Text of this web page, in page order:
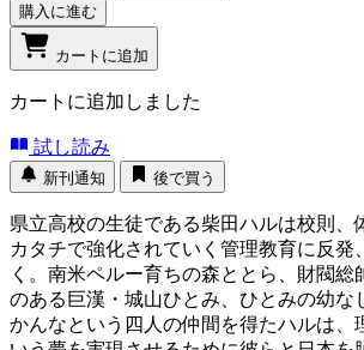
購入に進む
カートに追加
カートに追加しました
試し読み
新刊通知 後で買う
県立高校の生徒である柴田ハルは校則、
カタチで強化されていく管理教育に反発
く。南米ペルー育ちの森ととら、財閥総
のある巨漢・城山ひとみ、ひとみの幼な
かんなという四人の仲間を得たハルは、